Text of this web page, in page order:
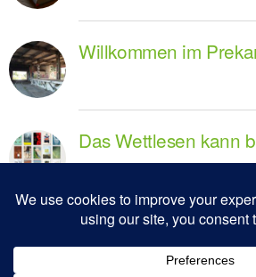
Willkommen im
Das Wettlesen kann
Zum Seitenanfang